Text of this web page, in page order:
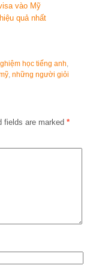
vào Mỹ
quả nhất
học tiếng anh
những người giỏi
fields are marked *